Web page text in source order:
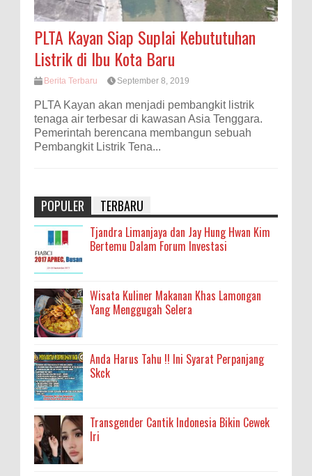
PLTA Kayan Siap Suplai Kebututuhan
Listrik di Ibu Kota Baru
Berita Terbaru September 8, 2019
PLTA Kayan akan menjadi pembangkit listrik
tenaga air terbesar di kawasan Asia Tenggara.
Pemerintah berencana membangun sebuah
Pembangkit Listrik Tena...
POPULER TERBARU
Tjandra Limanjaya dan Jay Hung Hwan Kim
Bertemu Dalam Forum Investasi
Wisata Kuliner Makanan Khas Lamongan
Yang Menggugah Selera
Anda Harus Tahu !! Ini Syarat Perpanjang
Skck
Transgender Cantik Indonesia Bikin Cewek
Iri